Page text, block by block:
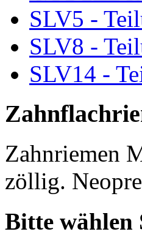
SLV5 -
SLV8 -
SLV14 -
Zahnriemen
zöllig.
Bitte wählen